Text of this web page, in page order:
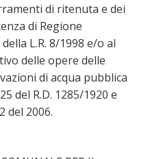
di ritenuta e dei
di Regione
L.R. 8/1998 e/o al
delle opere delle
di acqua pubblica
del R.D. 1285/1920 e
del 2006.